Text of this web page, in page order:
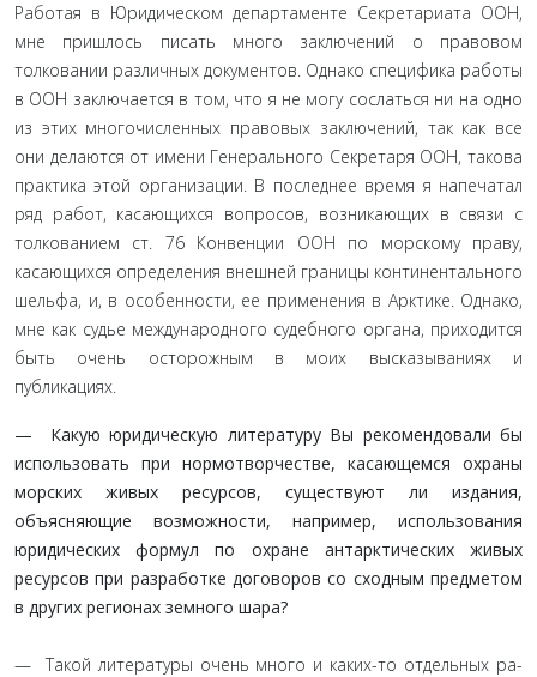
Работая в Юридическом департаменте Секретариата ООН,
мне пришлось писать много заключений о правовом
толкова­нии различных документов. Однако специфика работы
в ООН заключается в том, что я не могу сослаться ни на одно
из этих многочисленных правовых заключений, так как все
они дела­ются от имени Генерального Секретаря ООН, такова
практика этой организации. В последнее время я напечатал
ряд работ, касающихся вопросов, возникающих в связи с
толкованием ст. 76 Конвенции ООН по морскому праву,
касающихся опреде­ления внешней границы континентального
шельфа, и, в осо­бенности, ее применения в Арктике. Однако,
мне как судье международного судебного органа, приходится
быть очень осторожным в моих высказываниях и
публикациях.
— Какую юридическую литературу Вы рекомендова­ли бы
использовать при нормотворчестве, касающемся охраны
морских живых ресурсов, существуют ли издания,
объясняющие возможности, например, использования
юридических формул по охране антарктических живых
ресурсов при разработке договоров со сходным предме­том
в других регионах земного шара?
— Такой литературы очень много и каких-то отдельных ра­